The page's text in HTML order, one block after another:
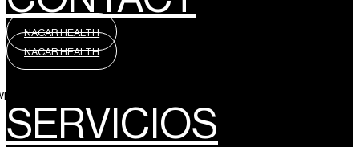
NACAR HEALTH
NACAR HEALTH
SERVICIOS